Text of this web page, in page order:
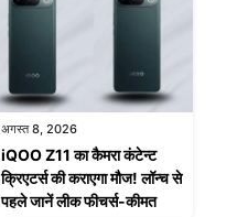
अगस्त 8, 2026
iQOO Z11 का कैमरा कंटेन्ट
क्रिएटर्स की कराएगा मौज! लॉन्च से
पहले जानें लीक फीचर्स-कीमत